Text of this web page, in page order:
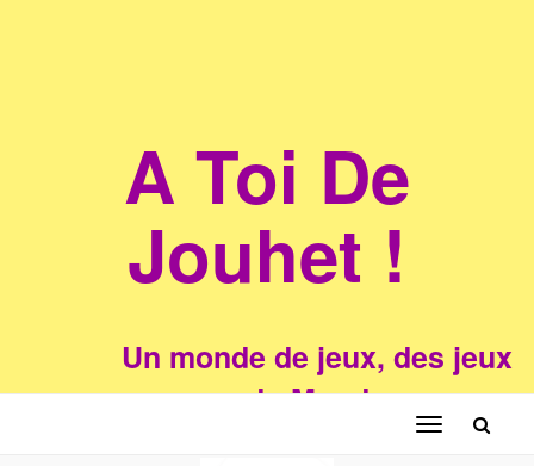
A Toi De
Jouhet !
Un monde de jeux, des jeux
du Monde
Toggle